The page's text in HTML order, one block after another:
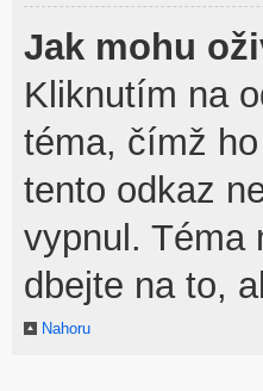
Jak mohu
Kliknutím na
téma, čímž
tento odkaz
vypnul. Téma
dbejte na to,
Nahoru